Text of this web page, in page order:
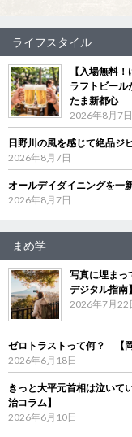
ライフスタイル
【入場無料
ラフトビール
たま新都心
2026年8月7日
日野川の風を感じて絶品
2026年8月7日
オールデイダイニングを
2026年8月7日
まめ学
写真に埋ま
デジタル指南】
2026年7月22
ゼロトラストって何？ 【
2026年6月18日
きっと大平元首相は泣い
治コラム】
2026年6月10日